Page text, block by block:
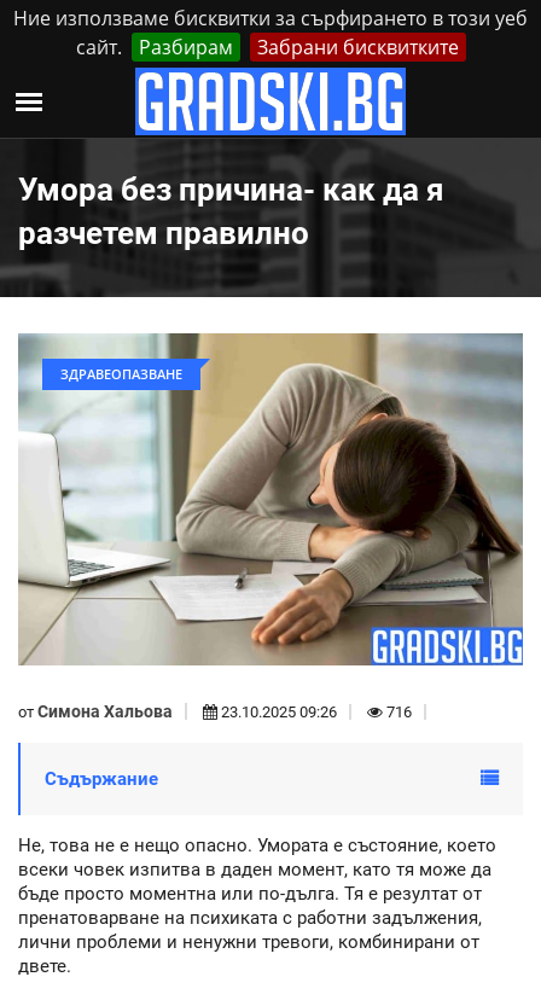
Ние използваме бисквитки за сърфирането в този уеб
сайт.
Разбирам Забрани бисквитките
Неделя, 9 Август, 2026 Реклама Контакти
Умора без причина- как да я
разчетем правилно
ЗДРАВЕОПАЗВАНЕ
от Симона Хальова 23.10.2025 09:26 716
Съдържание
Не, това не е нещо опасно. Умората е състояние, което
всеки човек изпитва в даден момент, като тя може да
бъде просто моментна или по-дълга. Тя е резултат от
пренатоварване на психиката с работни задължения,
лични проблеми и ненужни тревоги, комбинирани от
двете.